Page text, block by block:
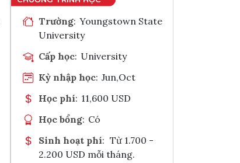
Trường: Youngstown State
University
Cấp học: University
Kỳ nhập học: Jun,Oct
Học phí: 11,600 USD
Học bổng: Có
Sinh hoạt phí: Từ 1.700 -
2.200 USD mỗi tháng.